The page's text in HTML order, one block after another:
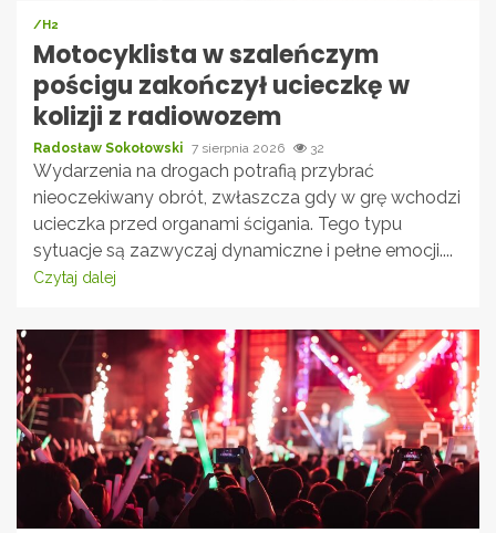
/H2
Motocyklista w szaleńczym
pościgu zakończył ucieczkę w
kolizji z radiowozem
Radosław Sokołowski 7 sierpnia 2026 32
Wydarzenia na drogach potrafią przybrać
nieoczekiwany obrót, zwłaszcza gdy w grę wchodzi
ucieczka przed organami ścigania. Tego typu
sytuacje są zazwyczaj dynamiczne i pełne emocji....
Czytaj dalej